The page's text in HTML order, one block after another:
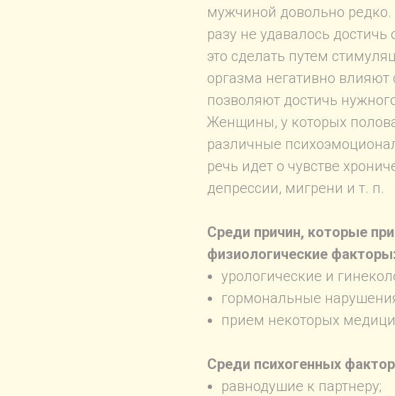
мужчиной довольно
разу не удавалось
это сделать путем
оргазма негативно
позволяют достичь
Женщины, у которых
различные
речь идет о чувстве
депрессии, мигрени и т. п.
Среди причин, которые
физиологические факторы:
урологические и
гормональные
прием некоторых
Среди психогенных
равнодушие к партнеру;